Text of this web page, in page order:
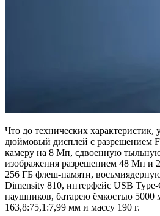
Что до технических характеристик,
дюймовый дисплей с разрешением
камеру на 8 Мп, сдвоенную
изображения разрешением 48 Мп
256 ГБ флеш-памяти,
Dimensity 810, интерфейс USB
наушников, батарею ёмкостью 5000
163,8:75,1:7,99 мм и массу 190 г.